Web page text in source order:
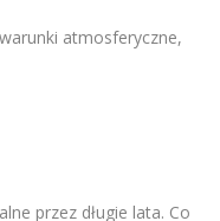
atmosferyczne,
przez długie lata. Co